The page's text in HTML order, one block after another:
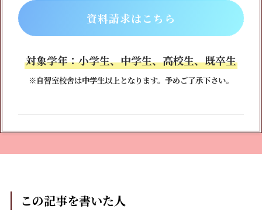
資料請求はこちら
対象学年：小学生、中学生、高校生、既卒生
※自習室校舎は中学生以上となります。予めご了承下さい。
この記事を書いた人